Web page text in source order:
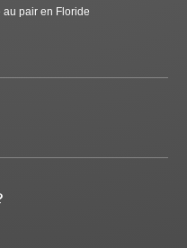
au pair en Floride